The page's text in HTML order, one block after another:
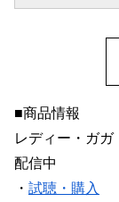
■商品情報
レディー・ガガ
配信中
・ 試聴・購入